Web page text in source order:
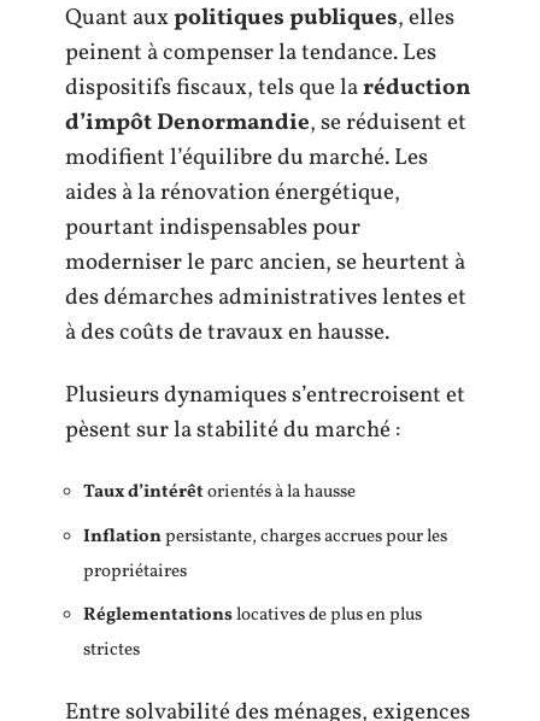
Quant auxpolitiques publiques, elles
peinent à compenser la tendance. Les
dispositifs fiscaux, tels que laréduction
d’impôt Denormandie, se réduisent et
modifient l’équilibre du marché. Les
aides à la rénovation énergétique,
pourtant indispensables pour
moderniser le parc ancien, se heurtent à
des démarches administratives lentes et
à des coûts de travaux en hausse.
Plusieurs dynamiques s’entrecroisent et
pèsent sur la stabilité du marché :
Taux d’intérêtorientés à la hausse
Inflationpersistante, charges accrues pour les
propriétaires
Réglementationslocatives de plus en plus
strictes
Entre solvabilité des ménages, exigences